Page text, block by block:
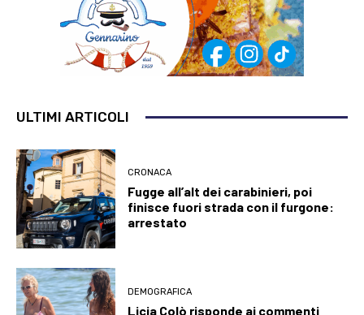
ULTIMI ARTICOLI
CRONACA
Fugge all’alt dei carabinieri, poi
finisce fuori strada con il furgone:
arrestato
DEMOGRAFICA
Licia Colò risponde ai commenti